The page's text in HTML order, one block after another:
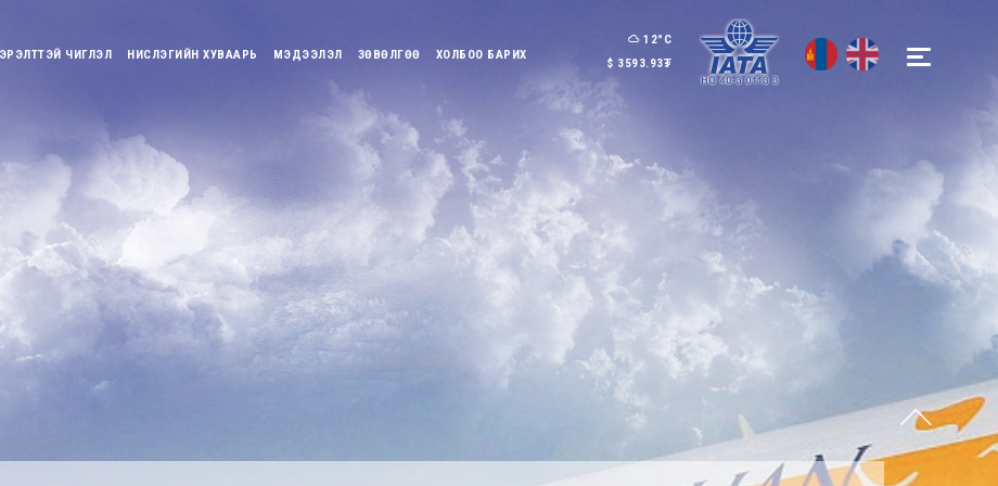
ЭРЭЛТТЭЙ ЧИГЛЭЛ НИСЛЭГИЙН ХУВААРЬ МЭДЭЭЛЭЛ ЗӨВӨЛГӨӨ ХОЛБОО БАРИХ
12°C
$ 3593.93₮
Бүгдийг үзэх
Бүгдийг үзэх